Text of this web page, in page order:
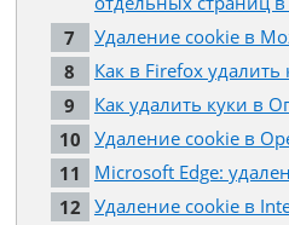
Удаление cookie в
Как в Firefox удалить
Как удалить куки в
Удаление cookie в
Microsoft Edge:
Удаление cookie в